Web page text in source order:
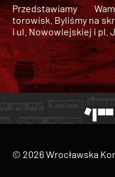
Przedstawiamy
torowisk. Byliśmy na
i ul. Nowowiejskiej i pl.
© 2026 Wrocławska